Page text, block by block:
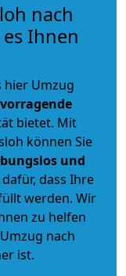
nach
Ihnen
hier Umzug
bietet. Mit
können Sie
und
dass Ihre
werden. Wir
zu helfen
nach
ist.